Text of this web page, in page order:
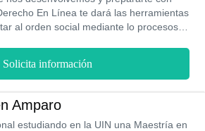
En Línea te dará las herramientas
al orden social mediante lo procesos
ventajas podrás encontrar en la UTAN.
Solicita información
Amparo
estudiando en la UIN una Maestría en